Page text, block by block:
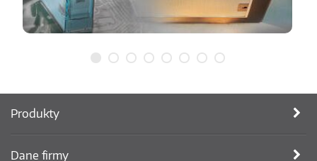
Produkty
Dane firmy